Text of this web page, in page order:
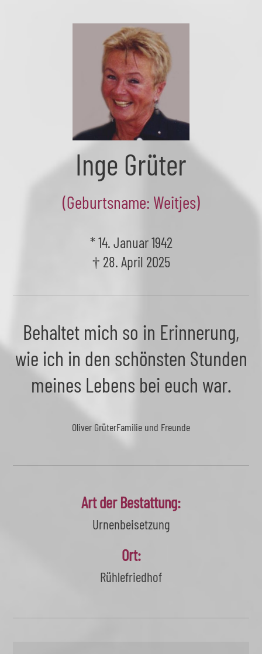
Inge Grüter
(Geburtsname: Weitjes)
* 14. Januar 1942
† 28. April 2025
Behaltet mich so in Erinnerung,
wie ich in den schönsten Stunden
meines Lebens bei euch war.
Oliver GrüterFamilie und Freunde
Art der Bestattung:
Urnenbeisetzung
Ort:
Rühlefriedhof